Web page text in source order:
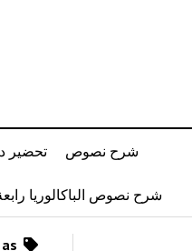
شرح نصوص تحضير
شرح نصوص الباكالوريا